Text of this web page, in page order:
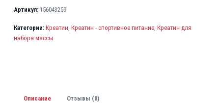
Артикул: 156043259
Категории: Креатин, Креатин - спортивное питание, Креатин для
набора массы
Описание Отзывы (0)